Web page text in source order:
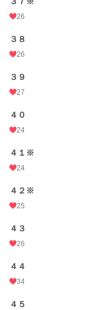
26
３８
26
３９
27
４０
24
４１※
24
４２※
25
４３
26
４４
34
４５